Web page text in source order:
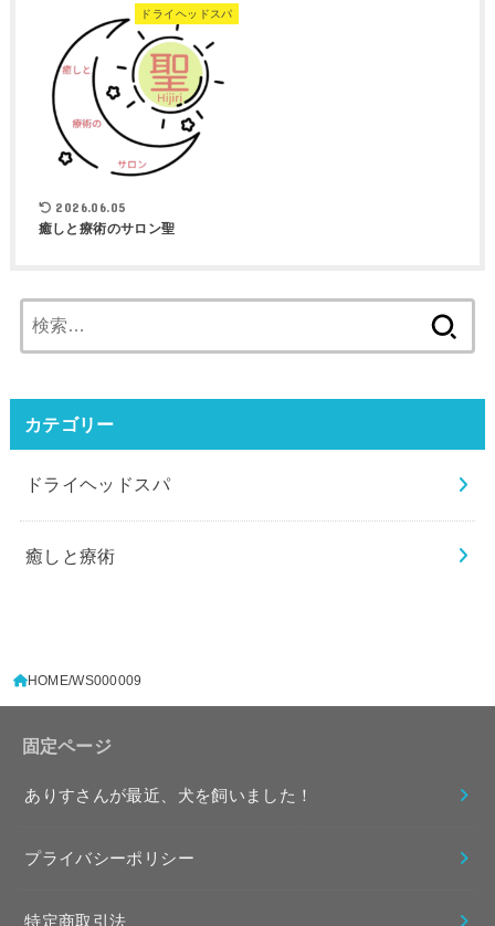
ドライヘッドスパ
2026.06.05
癒しと療術のサロン聖
索:
カテゴリー
ドライヘッドスパ
癒しと療術
HOME WS000009
固定ページ
ありすさんが最近、犬を飼いました！
プライバシーポリシー
特定商取引法